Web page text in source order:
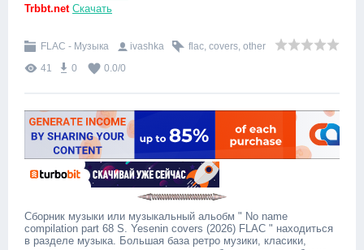
Trbbt.net Скачать
FLAC - Музыка ivashka flac, covers, other
41
0 0.0/0
Сборник музыки или музыкальный альобм " No name
compilation part 68 S. Yesenin covers (2026) FLAC " находиться
в разделе музыка. Большая база ретро музики, класики,